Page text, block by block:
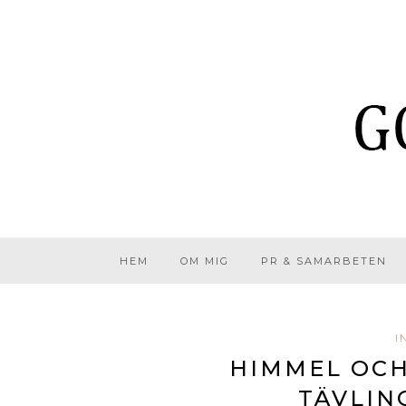
HEM OM MIG PR & SAMARBETEN
HIMMEL